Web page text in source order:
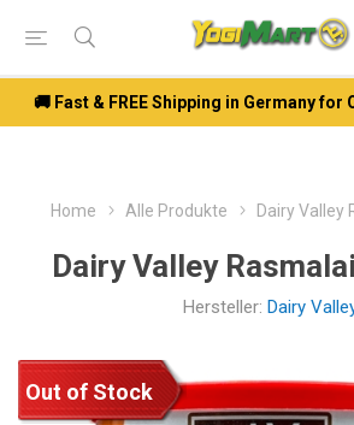
🚚 Fast & FREE Shipping in Germany for
Home Alle Produkte Dairy Valley
Dairy Valley
Hersteller: Dairy
Out of Stock